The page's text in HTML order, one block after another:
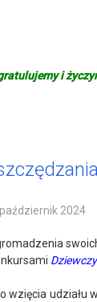
i
2024
wzięcia udziału